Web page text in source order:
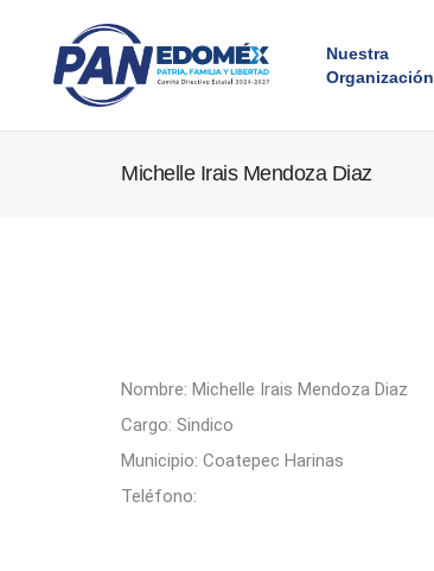
Nuestra
Organización
Michelle Irais Mendoza Diaz
Nombre: Michelle Irais Mendoza Diaz
Cargo: Sindico
Municipio: Coatepec Harinas
Teléfono: